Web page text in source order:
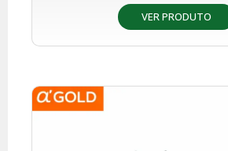
VER PRODUTO